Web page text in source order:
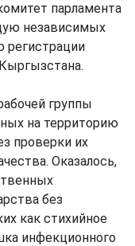
парламента
независимых
регистрации
группы
на территорию
проверки их
Оказалось,
без
как стихийное
инфекционного